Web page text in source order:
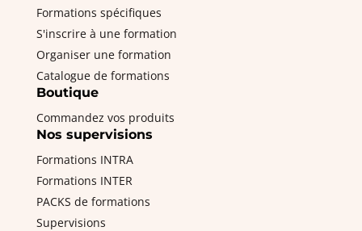
Formations spécifiques
S'inscrire à une formation
Organiser une formation
Catalogue de formations
Boutique
Commandez vos produits
Nos supervisions
Formations INTRA
Formations INTER
PACKS de formations
Supervisions